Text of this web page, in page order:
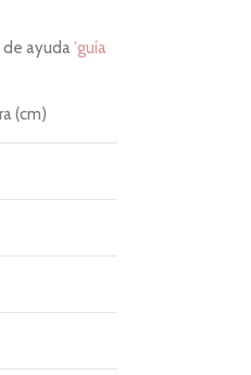
de ayuda'guía
(cm)